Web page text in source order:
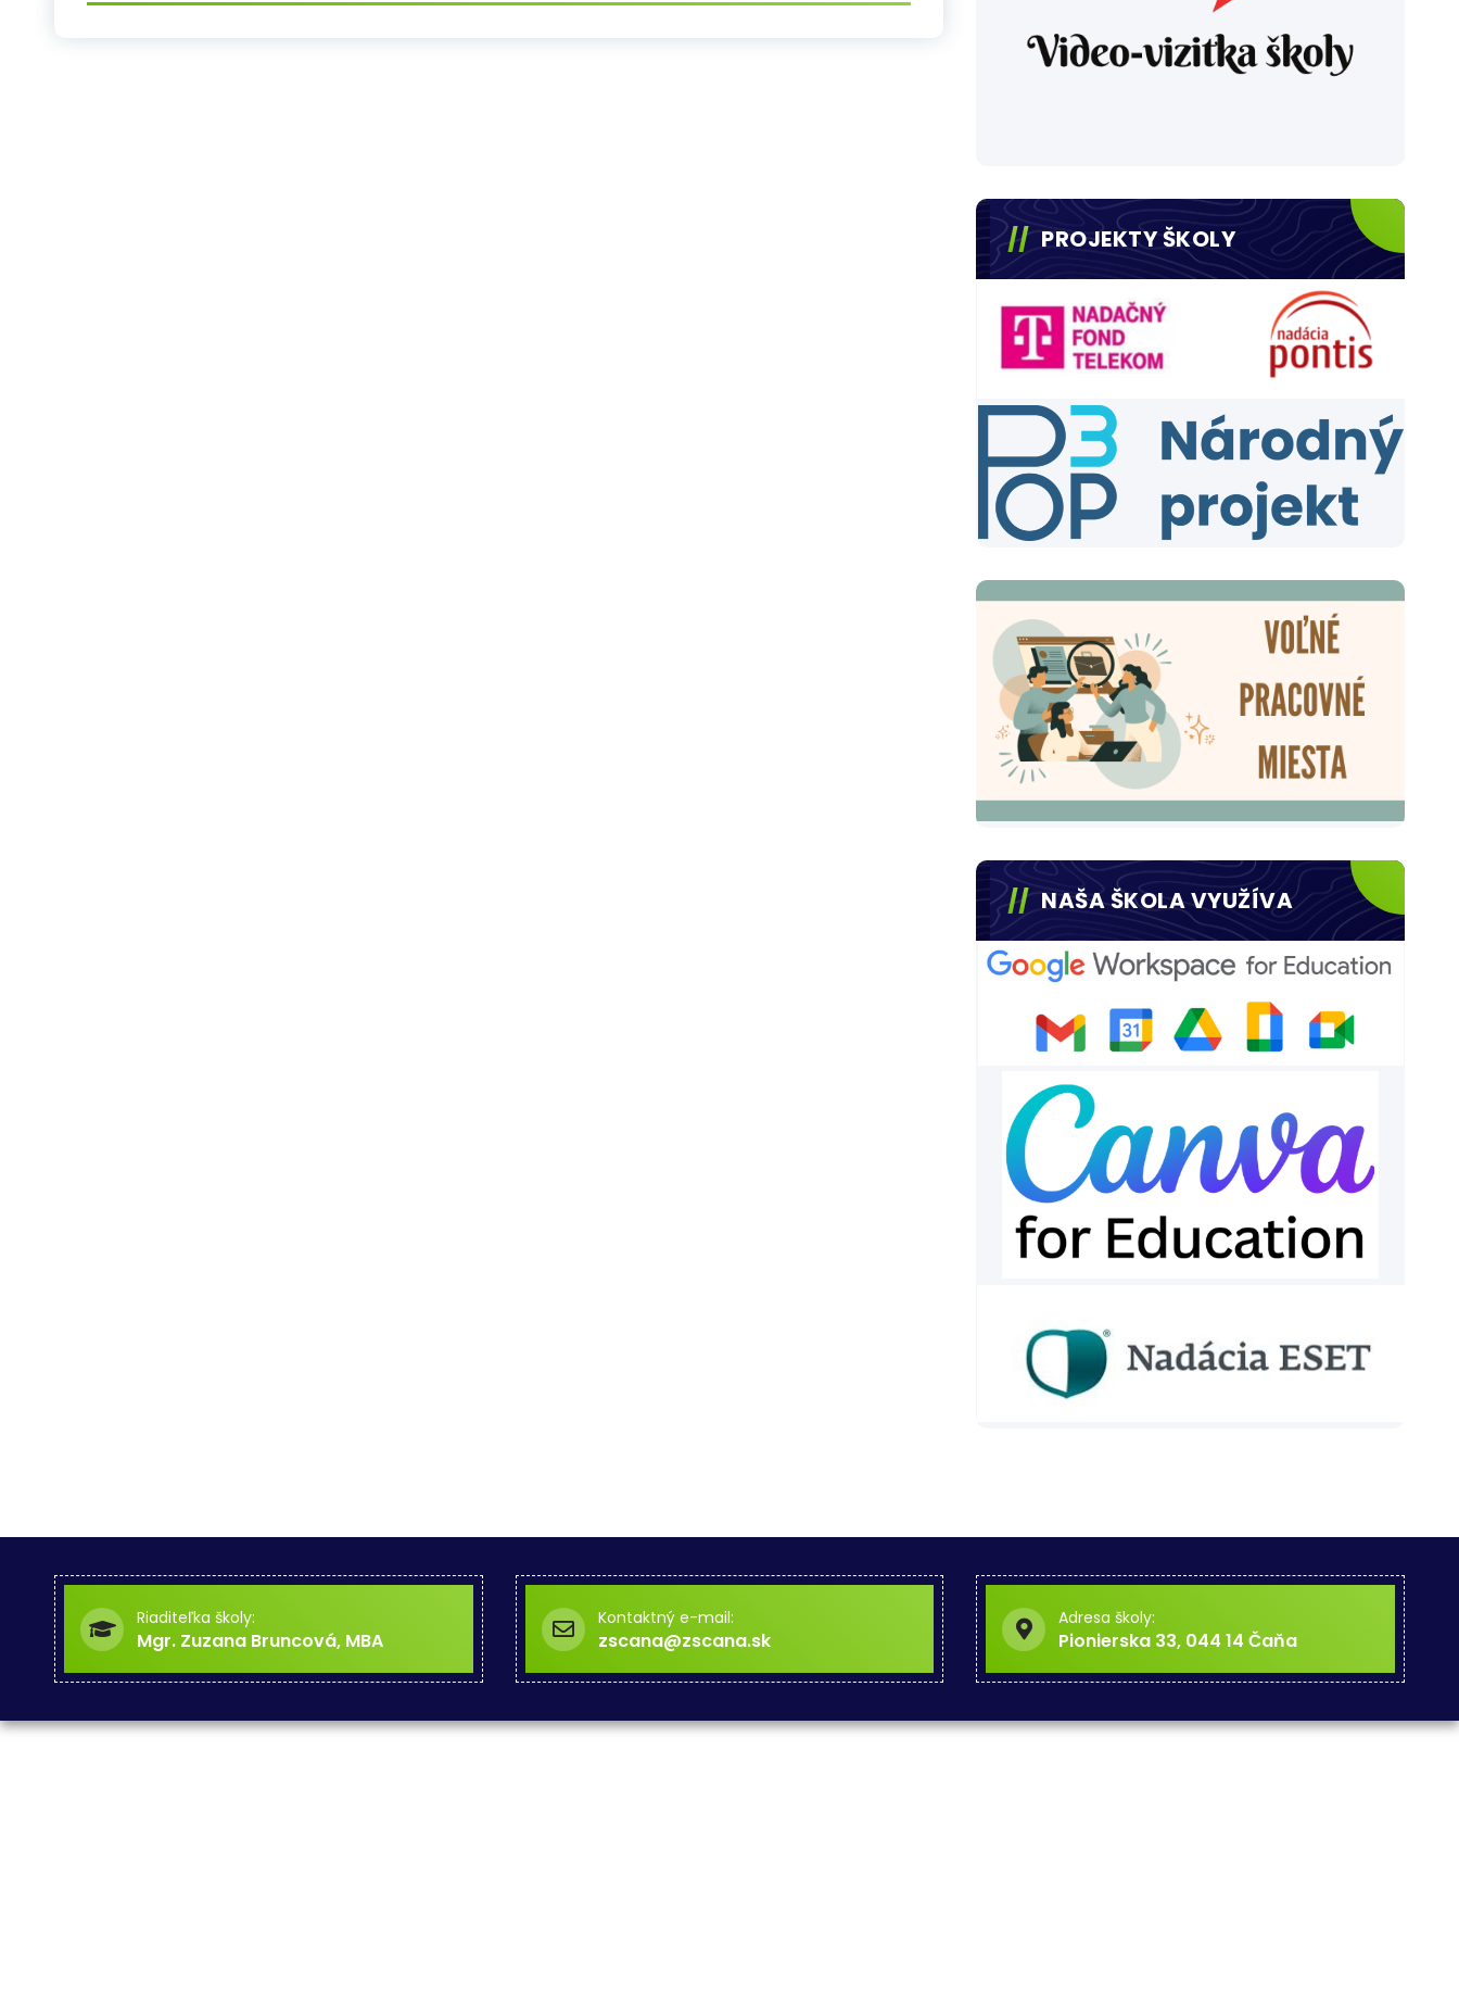
PROJEKTY ŠKOLY
NAŠA ŠKOLA VYUŽÍVA
Riaditeľka školy:
Mgr. Zuzana Bruncová, MBA
Kontaktný e-mail:
zscana@zscana.sk
Adresa školy:
Pionierska 33, 044 14 Čaňa